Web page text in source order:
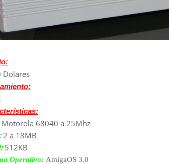
Dolares
Motorola 68040 a 25Mhz
2 a 18MB
512KB
Operativo: AmigaOS 3.0